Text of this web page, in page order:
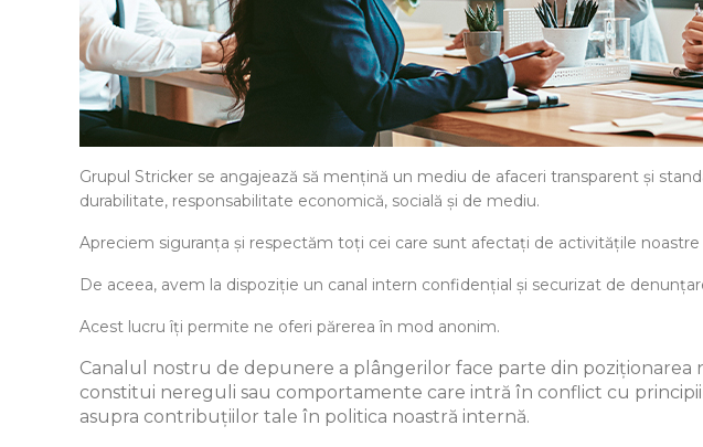
Grupul Stricker se angajează să mențină un mediu de afaceri transparent și
durabilitate, responsabilitate economică, socială și de mediu.
Apreciem siguranța și respectăm toți cei care sunt afectați de activitățile
De aceea, avem la dispoziție un canal intern confidențial și securizat de
Acest lucru îți permite ne oferi părerea în mod anonim.
Canalul nostru de depunere a plângerilor face parte din
constitui nereguli sau comportamente care intră în conflict cu
asupra contribuțiilor tale în politica noastră internă.